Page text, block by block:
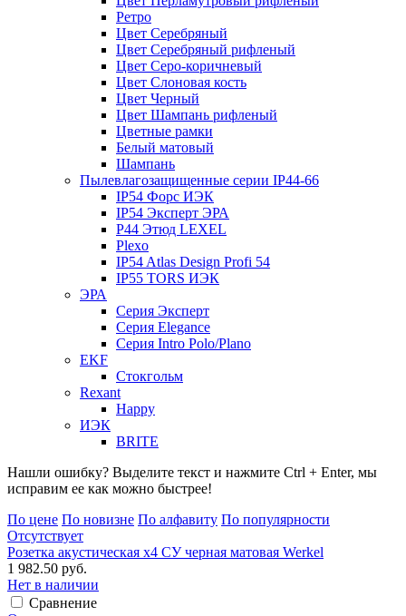
Ретро
Цвет Серебряный
Цвет Серебряный рифленый
Цвет Серо-коричневый
Цвет Слоновая кость
Цвет Черный
Цвет Шампань рифленый
Цветные рамки
Белый матовый
Шампань
Пылевлагозащищенные серии IP44-66
IP54 Форс ИЭК
IP54 Эксперт ЭРА
P44 Этюд LEXEL
Plexo
IP54 Atlas Design Profi 54
IP55 TORS ИЭК
ЭРА
Серия Эксперт
Серия Elegance
Серия Intro Polo/Plano
EKF
Стокгольм
Rexant
Happy
ИЭК
BRITE
Нашли ошибку? Выделите текст и нажмите Ctrl + Enter, мы
исправим ее как можно быстрее!
По цене По новизне По алфавиту По популярности
Отсутствует
Розетка акустическая х4 СУ черная матовая Werkel
1 982.50 руб.
Нет в наличии
Сравнение